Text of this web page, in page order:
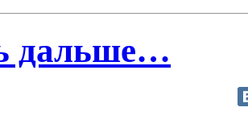
дальше…